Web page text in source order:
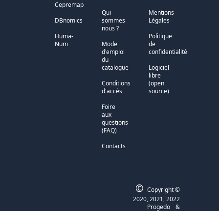
Cepremap
DBnomics
Huma-
Num
Qui
sommes
nous ?
Mode
d'emploi
du
catalogue
Conditions
d'accès
Foire
aux
questions
(FAQ)
Contacts
Mentions
Légales
Politique
de
confidentialité
Logiciel
libre
(open
source)
© Copyright ©
2020, 2021, 2022
Progedo
&